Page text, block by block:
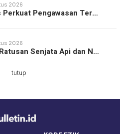
2026
Perkuat Pengawasan Ter…
2026
Senjata Api dan N…
tutup